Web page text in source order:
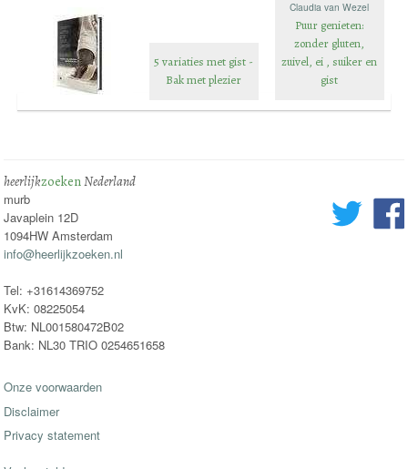
5 variaties met gist -
Bak met plezier
Claudia van Wezel
Puur genieten:
zonder gluten,
zuivel, ei , suiker en
gist
heerlijkzoekenNederland
murb
Javaplein 12D
1094HW Amsterdam
info@heerlijkzoeken.nl
Tel: +31614369752
KvK: 08225054
Btw: NL001580472B02
Bank: NL30 TRIO 0254651658
Onze voorwaarden
Disclaimer
Privacy statement